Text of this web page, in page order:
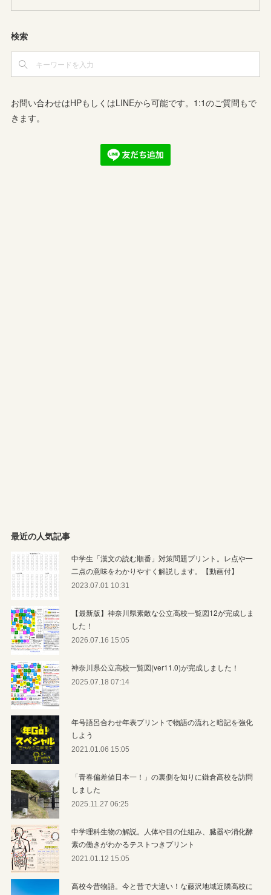
検索
お問い合わせはHPもしくはLINEから可能です。1:1のご質問もで
きます。
最近の人気記事
中学生「漢文の読む順番」対策問題プリント。レ点や一
二点の意味をわかりやすく解説します。【動画付】
2023.07.01 10:31
【最新版】神奈川県素敵な公立高校一覧図12が完成しま
した！
2026.07.16 15:05
神奈川県公立高校一覧図(ver11.0)が完成しました！
2025.07.18 07:14
年号語呂合わせ年表プリントで物語の流れと暗記を強化
しよう
2021.01.06 15:05
「青春偏差値日本一！」の裏側を知りに鎌倉高校を訪問
しました
2025.11.27 06:25
中学理科生物の解説。人体や目の仕組み、臓器や消化酵
素の働きがわかるテストつきプリント
2021.01.12 15:05
高校今昔物語。今と昔で大違い！な藤沢地域近隣高校に